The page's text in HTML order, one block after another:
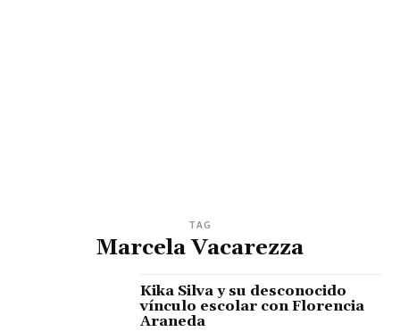
TAG
Marcela Vacarezza
Kika Silva y su desconocido
vínculo escolar con Florencia
Araneda